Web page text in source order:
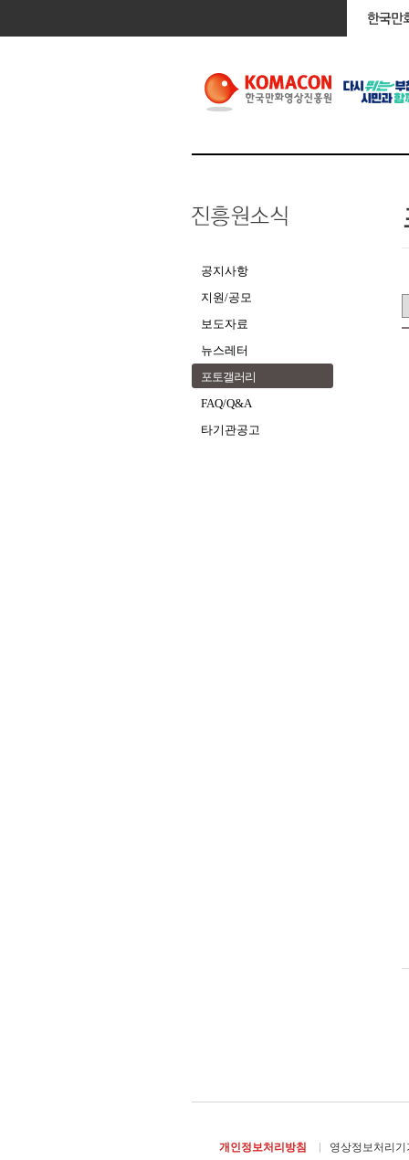
공지사항
지원/공모
보도자료
뉴스레터
포토갤러리
FAQ/Q&A
타기관공고
개인정보처리방침 영상정보처리기